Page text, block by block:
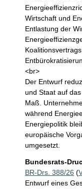
Wirtschaft und
Entlastung der
<br>
Der Entwurf
und Staat auf
Maß.
während
Energiepolitik
europäische
umgesetzt.
Bundesrats-
BR-Drs. 388/26 (
Entwurf eines